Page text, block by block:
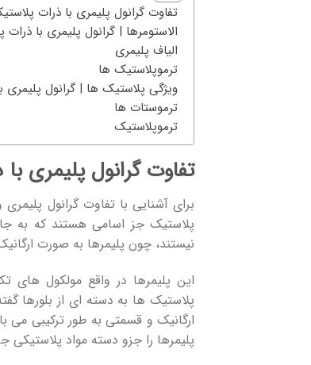
تفاوت گرانول پلیمری با ذرات
الاستومرها | گرانول پلیمری با ذرات
الیاف پلیمری
ترموپلاستیک ها
ویژگی پلاستیک ها | گرانول پلیمری
ترموستات ها
ترموپلاستیک
تفاوت گرانول پلیمری
برای آشنایی با تفاوت گرانول
پلاستیک جز اسامی هستند که به
نیستند، چون پلیمرها به صورت
این پلیمرها در واقع مولکول های
پلاستیک ها به دسته ای از بلورها
ارگانیک و قسمتی به طور ترکیبی می
پلیمرها را جزو دسته مواد پلاستیکی